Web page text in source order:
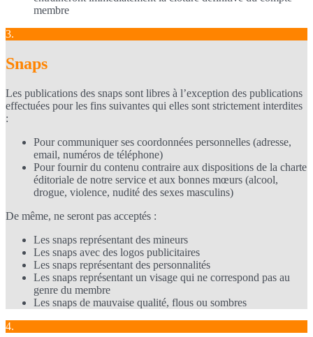
membre
3.
Snaps
Les publications des snaps sont libres à l’exception des publications
effectuées pour les fins suivantes qui elles sont strictement interdites
:
Pour communiquer ses coordonnées personnelles (adresse,
email, numéros de téléphone)
Pour fournir du contenu contraire aux dispositions de la charte
éditoriale de notre service et aux bonnes mœurs (alcool,
drogue, violence, nudité des sexes masculins)
De même, ne seront pas acceptés :
Les snaps représentant des mineurs
Les snaps avec des logos publicitaires
Les snaps représentant des personnalités
Les snaps représentant un visage qui ne correspond pas au
genre du membre
Les snaps de mauvaise qualité, flous ou sombres
4.